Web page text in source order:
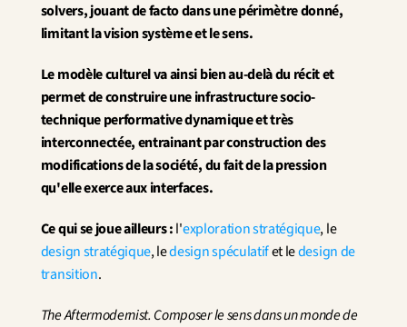
solvers, jouant de facto dans une périmètre donné,
limitant la vision système et le sens.
Le modèle culturel va ainsi bien au-delà du récit et
permet de construire une infrastructure socio-
technique performative dynamique et très
interconnectée, entrainant par construction des
modifications de la société, du fait de la pression
qu'elle exerce aux interfaces.
Ce qui se joue ailleurs : l'exploration stratégique
, le
design stratégique, le design spéculatif et le design de
transition.
The Aftermodernist. Composer le sens dans un monde de